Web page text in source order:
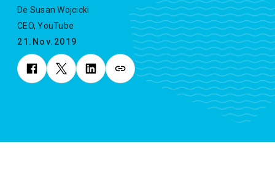
De Susan Wojcicki
CEO, YouTube
21.Nov.2019